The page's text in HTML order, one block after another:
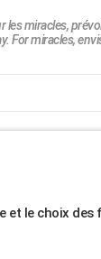
les miracles,
For miracles,
et le choix des